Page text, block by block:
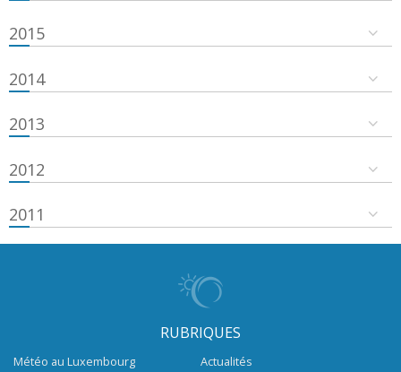
2015
2014
2013
2012
2011
RUBRIQUES
Météo au Luxembourg
Actualités